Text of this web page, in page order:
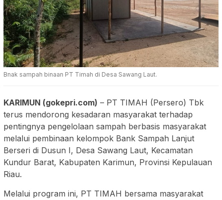
Bnak sampah binaan PT Timah di Desa Sawang Laut.
KARIMUN (gokepri.com) – PT TIMAH (Persero) Tbk
terus mendorong kesadaran masyarakat terhadap
pentingnya pengelolaan sampah berbasis masyarakat
melalui pembinaan kelompok Bank Sampah Lanjut
Berseri di Dusun I, Desa Sawang Laut, Kecamatan
Kundur Barat, Kabupaten Karimun, Provinsi Kepulauan
Riau.
Melalui program ini, PT TIMAH bersama masyarakat